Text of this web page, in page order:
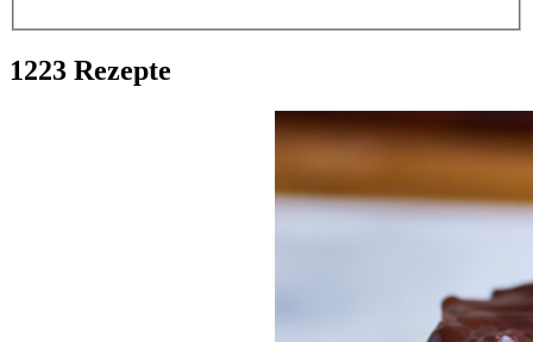
1223 Rezepte